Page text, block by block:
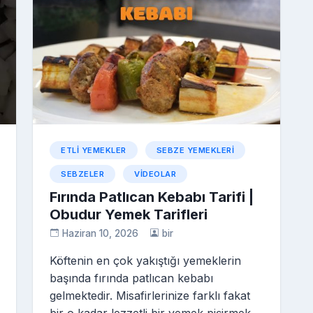
ETLI YEMEKLER SEBZE YEMEKLERI
SEBZELER VIDEOLAR
Fırında Patlıcan Kebabı Tarifi |
Obudur Yemek Tarifleri
Haziran 10, 2026 bir
Köftenin en çok yakıştığı yemeklerin
başında fırında patlıcan kebabı
gelmektedir. Misafirlerinize farklı fakat